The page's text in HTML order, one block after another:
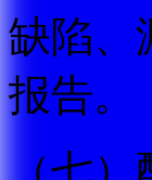
缺陷、
报告。
（七